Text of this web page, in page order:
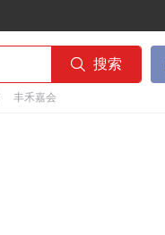
 搜索
丰禾嘉会